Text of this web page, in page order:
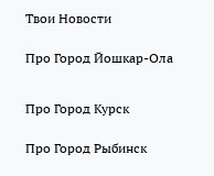
Твои Новости
Про Город Йошкар-Ола
Про Город Курск
Про Город Рыбинск